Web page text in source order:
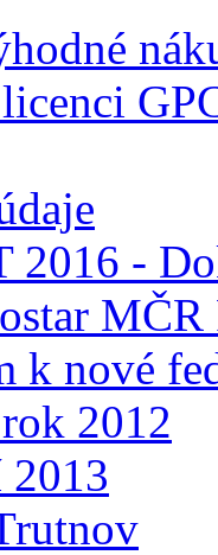
2016 -
MČR
k nové
2012
2013